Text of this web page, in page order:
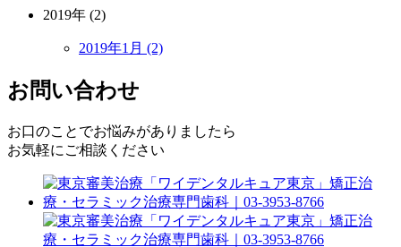
2019年 (2)
2019年1月 (2)
お問い合わせ
お口のことでお悩みがありましたら
お気軽にご相談ください